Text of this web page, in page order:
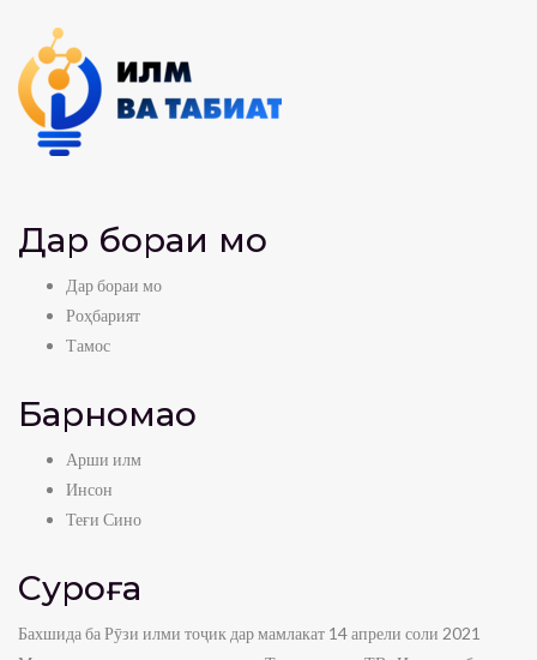
Дар бораи мо
Дар бораи мо
Роҳбарият
Тамос
Барномаҳо
Арши илм
Инсон
Теғи Сино
Суроға
Бахшида ба Рӯзи илми тоҷик дар мамлакат 14 апрели соли 2021